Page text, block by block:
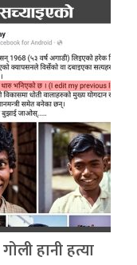
हानी हत्या